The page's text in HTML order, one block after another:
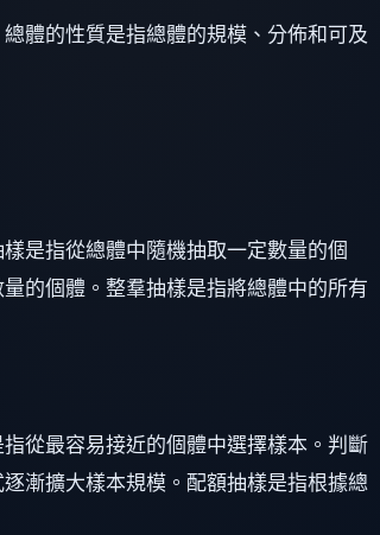
體的性質是指總體的規模、分佈和可及
是指從總體中隨機抽取一定數量的個
的個體。整羣抽樣是指將總體中的所有
從最容易接近的個體中選擇樣本。判斷
漸擴大樣本規模。配額抽樣是指根據總